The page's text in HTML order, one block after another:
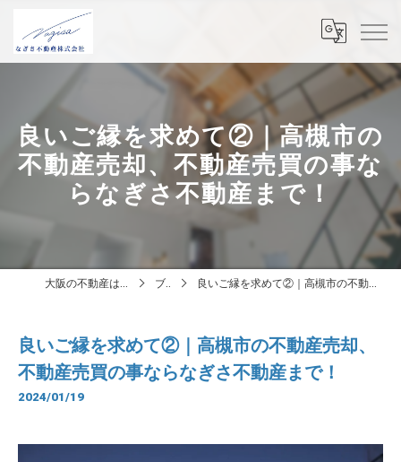
良いご縁を求めて②｜高槻市の
不動産売却、不動産売買の事な
らなぎさ不動産まで！
大阪の不動産はなぎさ不動産株式会社 ブログ 良いご縁を求めて②｜高槻市の不動産売却、不動産売買の事ならなぎさ不動産まで！
良いご縁を求めて②｜高槻市の不動産売却、
不動産売買の事ならなぎさ不動産まで！
2024/01/19